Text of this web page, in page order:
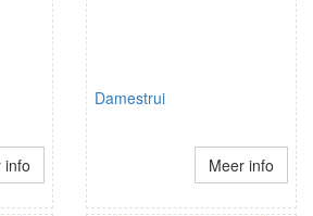
info
Damestrui
Meer info